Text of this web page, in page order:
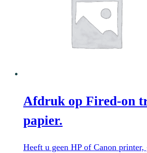
Afdruk op Fired-on
papier.
Heeft u geen HP of Canon printer,